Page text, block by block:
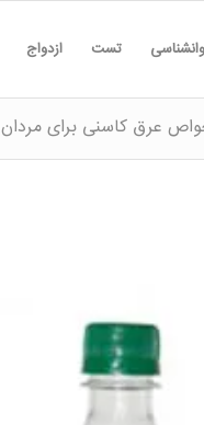
تست ازدواج
عرق کاسنی برای مردان